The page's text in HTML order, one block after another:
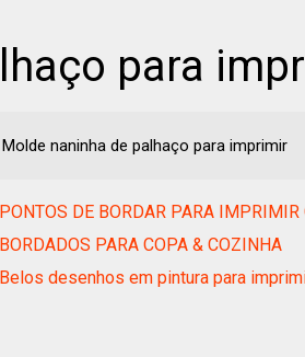
para
Molde naninha de palhaço para imprimir
PONTOS DE BORDAR PARA IMPRIMIR
BORDADOS PARA COPA & COZINHA
Belos desenhos em pintura para